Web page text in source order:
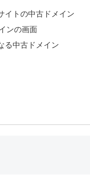
イトの中古ドメイン
ンの画面
る中古ドメイン